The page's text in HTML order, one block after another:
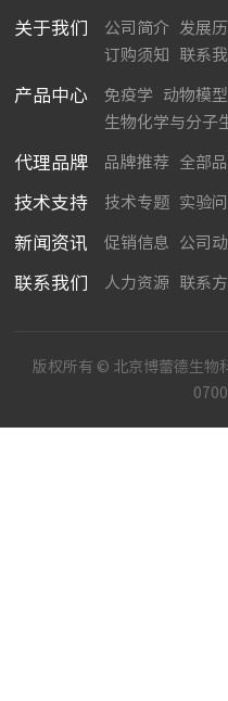
关于我们 公司简介 发展
订购须知
联系我
产品中心 免疫学 动物模型
生物化学与分子
代理品牌 品牌推荐 全部
技术支持 技术专题 实验
新闻资讯 促销信息 公司
联系我们 人力资源 联系
版权所有 © 北京博蕾德生物